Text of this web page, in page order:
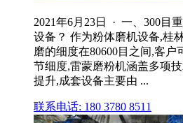
2021年6月23日 · 一、300目
设备？ 作为粉体磨机设备,桂
磨的细度在80600目之间,客户
节细度,雷蒙磨粉机涵盖多项
提升,成套设备主要由 ...
联系电话: 180 3780 8511